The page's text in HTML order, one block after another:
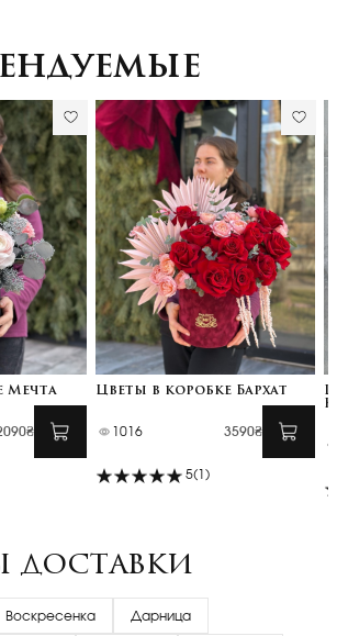
Мечта Цветы в коробке Бархат
1016 3590₴
5(1)
доставки
Воскресенка Дарница